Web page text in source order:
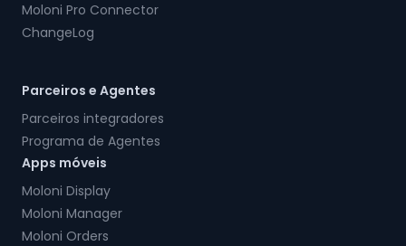
Moloni Pro Connector
ChangeLog
Parceiros e Agentes
Parceiros integradores
Programa de Agentes
Apps móveis
Moloni Display
Moloni Manager
Moloni Orders